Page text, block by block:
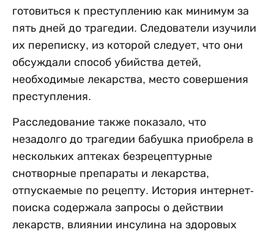
готовиться к преступлению как минимум за
пять дней до трагедии. Следователи изучили
их переписку, из которой следует, что они
обсуждали способ убийства детей,
необходимые лекарства, место совершения
преступления.
Расследование также показало, что
незадолго до трагедии бабушка приобрела в
нескольких аптеках безрецептурные
снотворные препараты и лекарства,
отпускаемые по рецепту. История интернет-
поиска содержала запросы о действии
лекарств, влиянии инсулина на здоровых